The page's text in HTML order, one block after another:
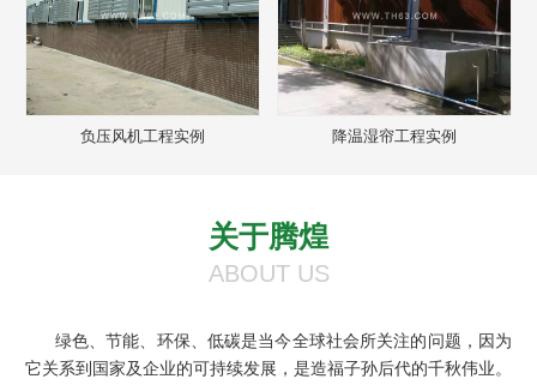
负压风机工程实例 降温湿帘工程实例
关于腾煌
ABOUT US
绿色、节能、环保、低碳是当今全球社会所关注的问题，因为
它关系到国家及企业的可持续发展，是造福子孙后代的千秋伟业。